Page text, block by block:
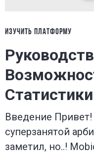
ИЗУЧИТЬ ПЛАТФОРМУ
Статистики
Введение
суперзанятой
заметил, но..!